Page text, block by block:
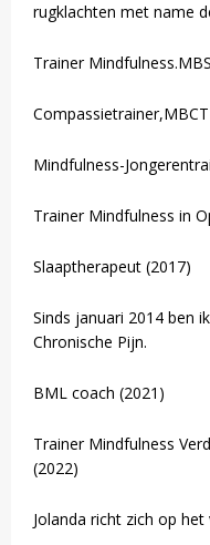
rugklachten met name
Trainer
Mindfulness-
Trainer Mindfulness in
Slaaptherapeut (2017)
Sinds januari 2014 ben
Chronische Pijn.
BML coach (2021)
Trainer Mindfulness
(2022)
Jolanda richt zich op